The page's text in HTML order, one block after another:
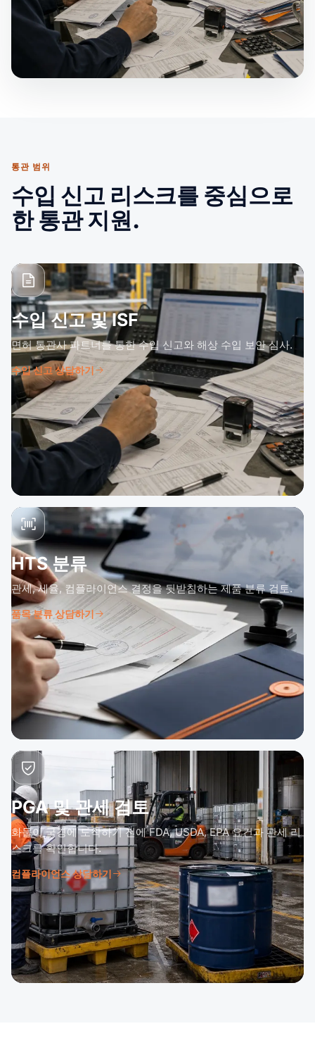
통관 범위
수입 신고 리스크를 중심으로
한 통관 지원.
수입 신고 및 ISF
면허 통관사 파트너를 통한 수입 신고와 해상 수입 보안 심사.
수입 신고 상담하기
HTS 분류
관세, 세율, 컴플라이언스 결정을 뒷받침하는 제품 분류 검토.
품목 분류 상담하기
PGA 및 관세 검토
화물이 국경에 도착하기 전에 FDA, USDA, EPA 요건과 관세 리
스크를 확인합니다.
컴플라이언스 상담하기